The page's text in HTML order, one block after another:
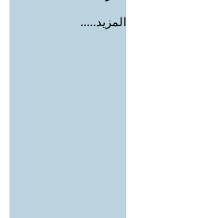
المزيد.....